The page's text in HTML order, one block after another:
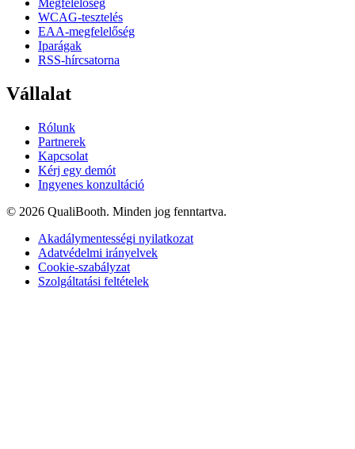
Megfelelőség
WCAG-tesztelés
EAA-megfelelőség
Iparágak
RSS-hírcsatorna
Vállalat
Rólunk
Partnerek
Kapcsolat
Kérj egy demót
Ingyenes konzultáció
© 2026 QualiBooth. Minden jog fenntartva.
Akadálymentességi nyilatkozat
Adatvédelmi irányelvek
Cookie-szabályzat
Szolgáltatási feltételek